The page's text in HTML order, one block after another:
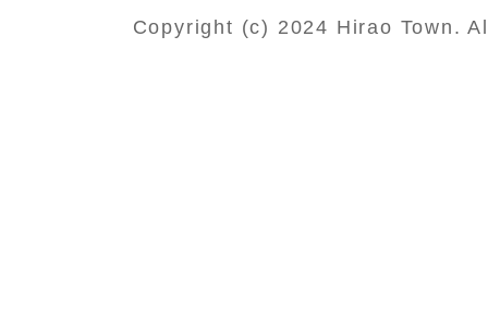
Copyright (c) 2024 Hirao Town.